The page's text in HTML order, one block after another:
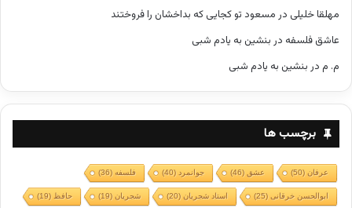
مهلقا خلیلی در مسعود تو کجایی که بداخشان را فروختند
عاشق فلسفه در بنشین به یادم شبی
م. م در بنشین به یادم شبی
برچسب ها
عرفان(50) عشق(46) جوانمرد(40) فلسفه(36)
ابوالحسن خرقانی(25) استاد شجریان(20) شجریان(19) حافظ(19)